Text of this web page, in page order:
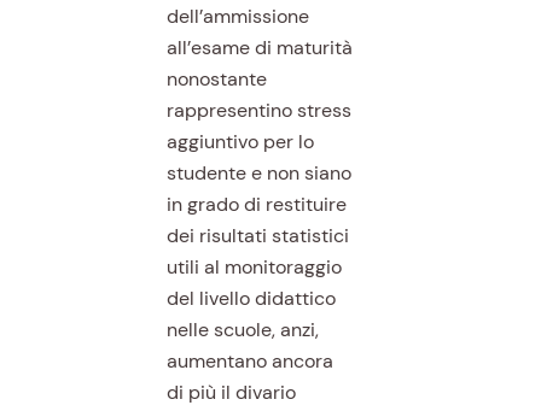
dell’ammissione
all’esame di maturità
nonostante
rappresentino stress
aggiuntivo per lo
studente e non siano
in grado di restituire
dei risultati statistici
utili al monitoraggio
del livello didattico
nelle scuole, anzi,
aumentano ancora
di più il divario